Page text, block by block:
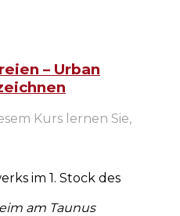
– Urban
Kurs lernen Sie,
im 1. Stock des
am Taunus